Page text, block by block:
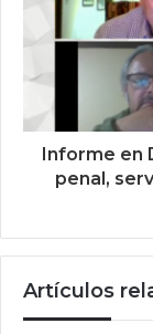
Informe en
penal,
Artículos